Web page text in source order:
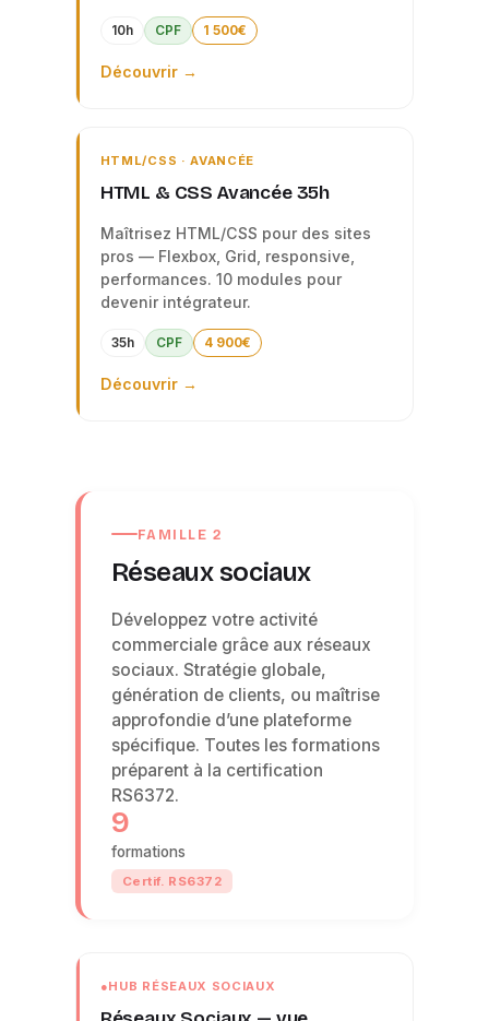
10h CPF 1 500€
Découvrir →
HTML/CSS · AVANCÉE
HTML & CSS Avancée 35h
Maîtrisez HTML/CSS pour des sites
pros — Flexbox, Grid, responsive,
performances. 10 modules pour
devenir intégrateur.
35h CPF 4 900€
Découvrir →
FAMILLE 2
Réseaux sociaux
Développez votre activité
commerciale grâce aux réseaux
sociaux. Stratégie globale,
génération de clients, ou maîtrise
approfondie d’une plateforme
spécifique. Toutes les formations
préparent à la certification
RS6372.
9
formations
Certif. RS6372
HUB RÉSEAUX SOCIAUX